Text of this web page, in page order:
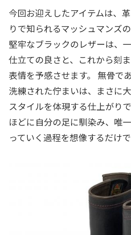
今回お迎えしたアイテムは、
りで知られるマッシュマンズ
堅牢なブラックのレザーは、
仕立ての良さと、これから刻
表情を予感させます。 無骨で
洗練された佇まいは、まさに
スタイルを体現する仕上がり
ほどに自分の足に馴染み、唯
っていく過程を想像するだけで